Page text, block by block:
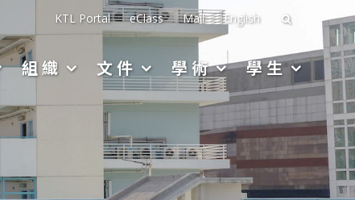
KTL Portal eClass Mail English
搜
尋
關
於：
組織 文件 學術 學生